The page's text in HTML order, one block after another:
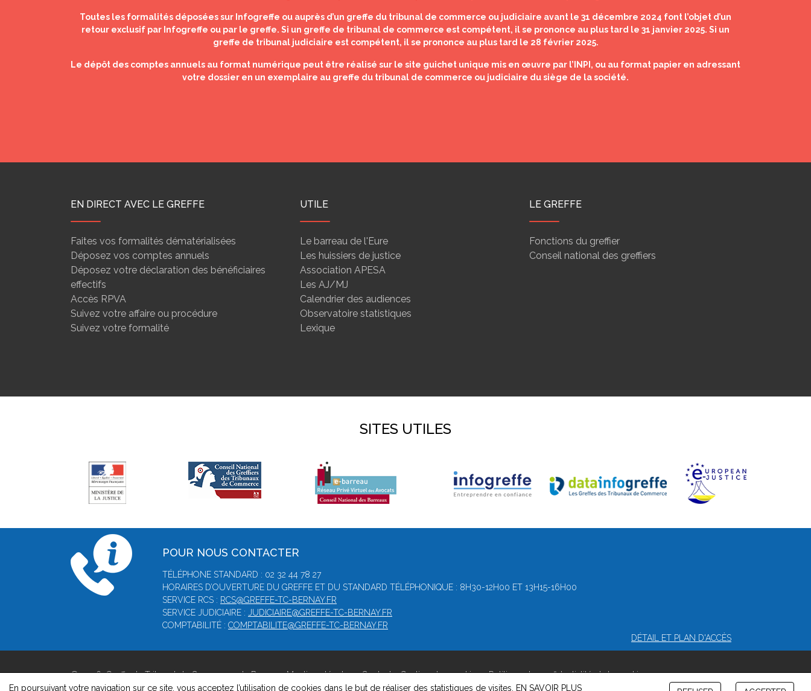
Toutes les formalités déposées sur Infogreffe ou auprès d’un greffe du tribunal de commerce ou judiciaire avant le 31 décembre 2024 font l’objet d’un
retour exclusif par Infogreffe ou par le greffe. Si un greffe de tribunal de commerce est compétent, il se prononce au plus tard le 31 janvier 2025. Si un
greffe de tribunal judiciaire est compétent, il se prononce au plus tard le 28 février 2025.
Le dépôt des comptes annuels au format numérique peut être réalisé sur le site guichet unique mis en œuvre par l’INPI, ou au format papier en adressant
votre dossier en un exemplaire au greffe du tribunal de commerce ou judiciaire du siège de la société.
EN DIRECT AVEC LE GREFFE
Faites vos formalités dématérialisées
Déposez vos comptes annuels
Déposez votre déclaration des bénéficiaires
effectifs
Accès RPVA
Suivez votre affaire ou procédure
Suivez votre formalité
UTILE
Le barreau de l'Eure
Les huissiers de justice
Association APESA
Les AJ/MJ
Calendrier des audiences
Observatoire statistiques
Lexique
LE GREFFE
Fonctions du greffier
Conseil national des greffiers
SITES UTILES
POUR NOUS CONTACTER
TÉLÉPHONE STANDARD : 02 32 44 78 27
HORAIRES D’OUVERTURE DU GREFFE ET DU STANDARD TÉLÉPHONIQUE : 8H30-12H00 ET 13H15-16H00
SERVICE RCS : RCS@GREFFE-TC-BERNAY.FR
SERVICE JUDICIAIRE : JUDICIAIRE@GREFFE-TC-BERNAY.FR
COMPTABILITÉ : COMPTABILITE@GREFFE-TC-BERNAY.FR
DÉTAIL ET PLAN D'ACCÈS
© 2026, Greffe du Tribunal de Commerce de Bernay -Mentions légales-Contact-Gestion des cookies-Politique de confidentialité et de cookies
Version : 1.8.1
En poursuivant votre navigation sur ce site, vous acceptez l’utilisation de cookies dans le but de réaliser des statistiques de visites. EN SAVOIR PLUS